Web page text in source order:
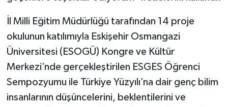
İl Milli Eğitim Müdürlüğü tarafından 14 proje
okulunun katılımıyla Eskişehir Osmangazi
Üniversitesi (ESOGÜ) Kongre ve Kültür
Merkezi’nde gerçekleştirilen ESGES Öğrenci
Sempozyumu ile Türkiye Yüzyılı’na dair genç bilim
insanlarının düşüncelerini, beklentilerini ve